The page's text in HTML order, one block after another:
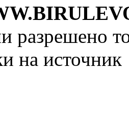
разрешено
на источник